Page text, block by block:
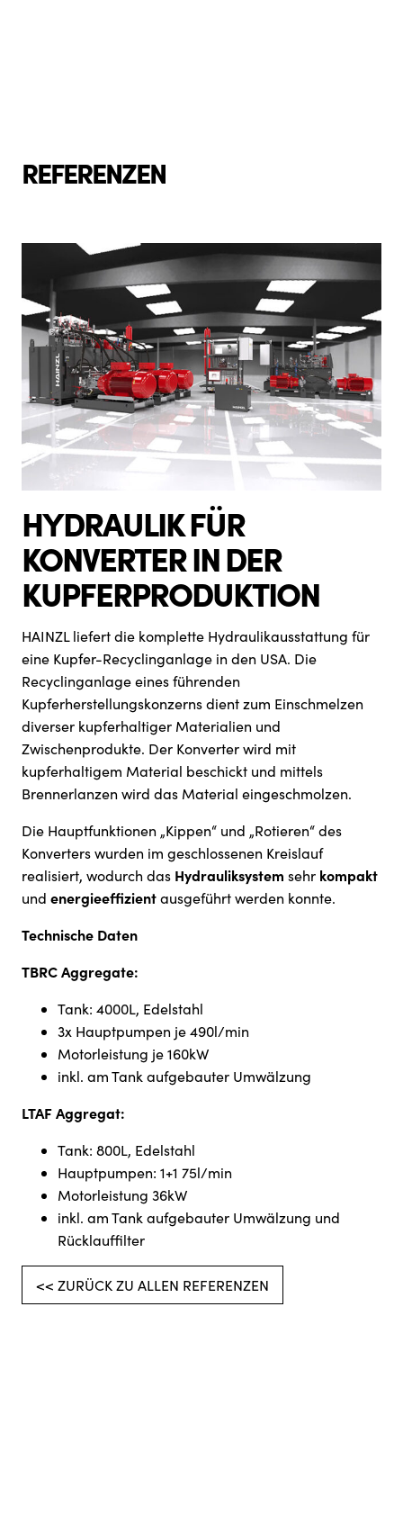
REFERENZEN
HYDRAULIK FÜR
KONVERTER IN DER
KUPFERPRODUKTION
HAINZL liefert die komplette Hydraulikausstattung für
eine Kupfer-Recyclinganlage in den USA. Die
Recyclinganlage eines führenden
Kupferherstellungskonzerns dient zum Einschmelzen
diverser kupferhaltiger Materialien und
Zwischenprodukte. Der Konverter wird mit
kupferhaltigem Material beschickt und mittels
Brennerlanzen wird das Material eingeschmolzen.
Die Hauptfunktionen „Kippen“ und „Rotieren“ des
Konverters wurden im geschlossenen Kreislauf
realisiert, wodurch das Hydrauliksystem sehr kompakt
und energieeffizientausgeführt werden konnte.
Technische Daten
TBRC Aggregate:
Tank: 4000L, Edelstahl
3x Hauptpumpen je 490l/min
Motorleistung je 160kW
inkl. am Tank aufgebauter Umwälzung
LTAF Aggregat:
Tank: 800L, Edelstahl
Hauptpumpen: 1+1 75l/min
Motorleistung 36kW
inkl. am Tank aufgebauter Umwälzung und
Rücklauffilter
<< ZURÜCK ZU ALLEN REFERENZEN